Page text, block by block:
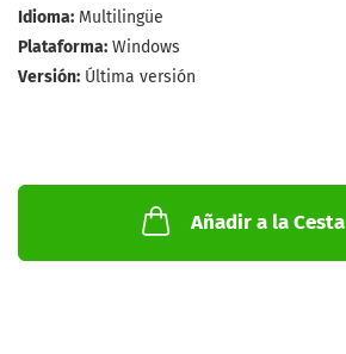
Idioma: Multilingüe
Plataforma: Windows
Versión: Última versión
Añadir a la Cesta